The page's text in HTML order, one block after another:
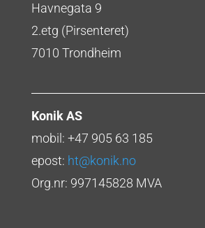
Havnegata 9
2.etg (Pirsenteret)
7010 Trondheim
Konik AS
mobil: +47 905 63 185
epost: ht@konik.no
Org.nr: 997145828 MVA